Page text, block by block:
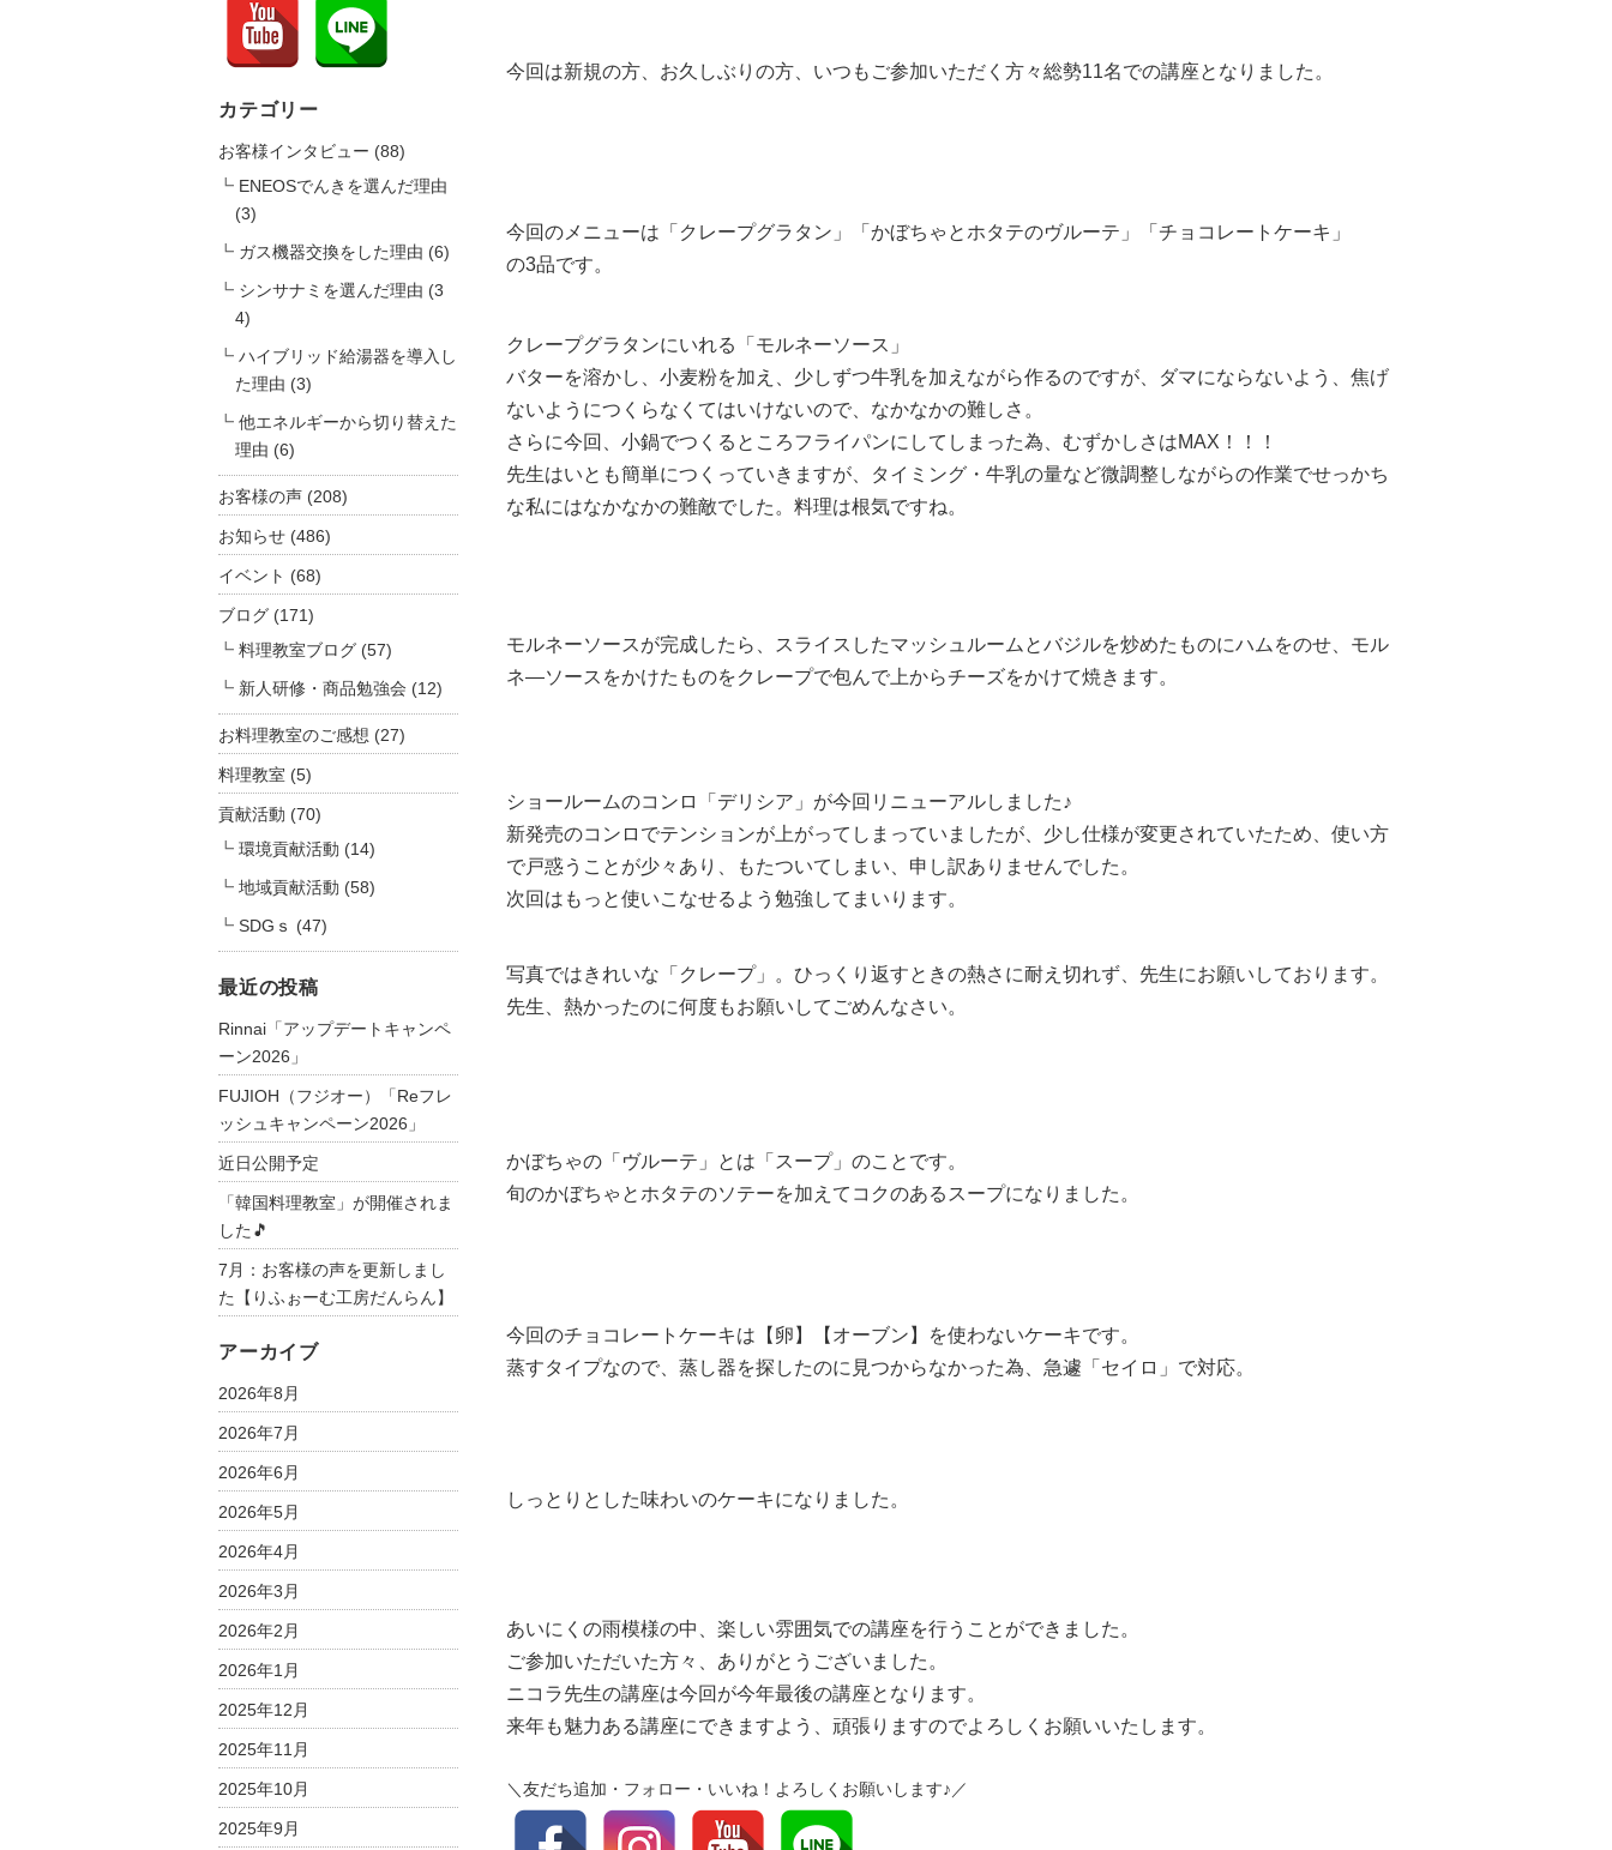
今回は新規の方、お久しぶりの方、いつもご参加いただく方々総勢11名での講座となりました。
今回のメニューは「クレープグラタン」「かぼちゃとホタテのヴルーテ」「チョコレートケーキ」
の3品です。
クレープグラタンにいれる「モルネーソース」
バターを溶かし、小麦粉を加え、少しずつ牛乳を加えながら作るのですが、ダマにならないよう、焦げ
ないようにつくらなくてはいけないので、なかなかの難しさ。
さらに今回、小鍋でつくるところフライパンにしてしまった為、むずかしさはMAX！！！
先生はいとも簡単につくっていきますが、タイミング・牛乳の量など微調整しながらの作業でせっかち
な私にはなかなかの難敵でした。料理は根気ですね。
モルネーソースが完成したら、スライスしたマッシュルームとバジルを炒めたものにハムをのせ、モル
ネ―ソースをかけたものをクレープで包んで上からチーズをかけて焼きます。
ショールームのコンロ「デリシア」が今回リニューアルしました♪
新発売のコンロでテンションが上がってしまっていましたが、少し仕様が変更されていたため、使い方
で戸惑うことが少々あり、もたついてしまい、申し訳ありませんでした。
次回はもっと使いこなせるよう勉強してまいります。
写真ではきれいな「クレープ」。ひっくり返すときの熱さに耐え切れず、先生にお願いしております。
先生、熱かったのに何度もお願いしてごめんなさい。
かぼちゃの「ヴルーテ」とは「スープ」のことです。
旬のかぼちゃとホタテのソテーを加えてコクのあるスープになりました。
今回のチョコレートケーキは【卵】【オーブン】を使わないケーキです。
蒸すタイプなので、蒸し器を探したのに見つからなかった為、急遽「セイロ」で対応。
しっとりとした味わいのケーキになりました。
あいにくの雨模様の中、楽しい雰囲気での講座を行うことができました。
ご参加いただいた方々、ありがとうございました。
ニコラ先生の講座は今回が今年最後の講座となります。
来年も魅力ある講座にできますよう、頑張りますのでよろしくお願いいたします。
＼友だち追加・フォロー・いいね！よろしくお願いします♪／
カテゴリー
お客様インタビュー (88)
ENEOSでんきを選んだ理由
(3)
ガス機器交換をした理由 (6)
シンサナミを選んだ理由 (3
4)
ハイブリッド給湯器を導入し
た理由 (3)
他エネルギーから切り替えた
理由 (6)
お客様の声 (208)
お知らせ (486)
イベント (68)
ブログ (171)
料理教室ブログ(57)
新人研修・商品勉強会 (12)
お料理教室のご感想 (27)
料理教室 (5)
貢献活動 (70)
環境貢献活動 (14)
地域貢献活動 (58)
SDGｓ (47)
最近の投稿
Rinnai「アップデートキャンペ
ーン2026」
FUJIOH（フジオー）「Reフレ
ッシュキャンペーン2026」
近日公開予定
「韓国料理教室」が開催されま
した🎵
7月：お客様の声を更新しまし
た【りふぉーむ工房だんらん】
アーカイブ
2026年8月
2026年7月
2026年6月
2026年5月
2026年4月
2026年3月
2026年2月
2026年1月
2025年12月
2025年11月
2025年10月
2025年9月